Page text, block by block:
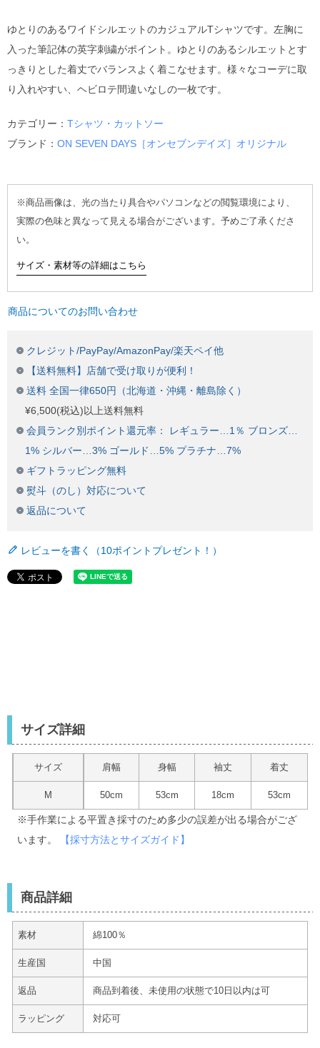
ゆとりのあるワイドシルエットのカジュアルTシャツです。左胸に
入った筆記体の英字刺繍がポイント。ゆとりのあるシルエットとす
っきりとした着丈でバランスよく着こなせます。様々なコーデに取
り入れやすい、ヘビロテ間違いなしの一枚です。
カテゴリー： Tシャツ・カットソー
ブランド： ON SEVEN DAYS［オンセブンデイズ］オリジナル
※商品画像は、光の当たり具合やパソコンなどの閲覧環境により、
実際の色味と異なって見える場合がございます。予めご了承くださ
い。
サイズ・素材等の詳細はこちら
商品についてのお問い合わせ
クレジット/PayPay/AmazonPay/楽天ペイ他
【送料無料】店舗で受け取りが便利！
送料 全国一律650円（北海道・沖縄・離島除く）
¥6,500(税込)以上送料無料
会員ランク別ポイント還元率： レギュラー…1％ ブロンズ…
1% シルバー…3% ゴールド…5% プラチナ…7%
ギフトラッピング無料
熨斗（のし）対応について
返品について
レビューを書く（10ポイントプレゼント！）
サイズ詳細
サイズ 肩幅 身幅 袖丈 着丈
M 50cm 53cm 18cm 53cm
※手作業による平置き採寸のため多少の誤差が出る場合がござ
います。
【採寸方法とサイズガイド】
商品詳細
素材 綿100％
生産国 中国
返品 商品到着後、未使用の状態で10日以内は可
ラッピング 対応可